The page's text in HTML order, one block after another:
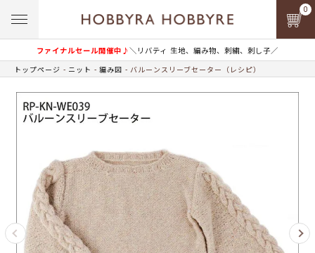
ファイナルセール開催中♪＼リバティ 生地、編み物、刺繍、刺し子／
0
トップページ ニット 編み図 バルーンスリーブセーター（レシピ）